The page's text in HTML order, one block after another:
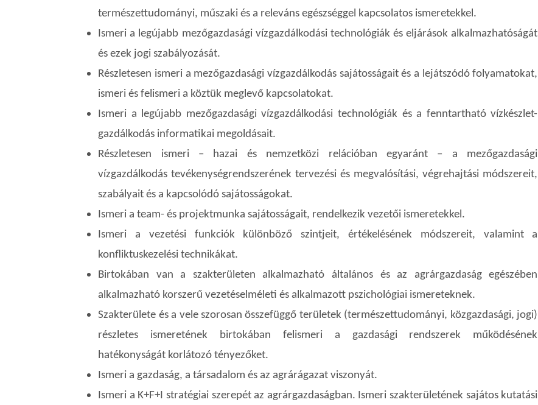
természettudományi, műszaki és a releváns egészséggel kapcsolatos ismeretekkel.
Ismeri a legújabb mezőgazdasági vízgazdálkodási technológiák és eljárások alkalmazhatóságát
és ezek jogi szabályozását.
Részletesen ismeri a mezőgazdasági vízgazdálkodás sajátosságait és a lejátszódó folyamatokat,
ismeri és felismeri a köztük meglevő kapcsolatokat.
Ismeri a legújabb mezőgazdasági vízgazdálkodási technológiák és a fenntartható vízkészlet-
gazdálkodás informatikai megoldásait.
Részletesen ismeri – hazai és nemzetközi relációban egyaránt – a mezőgazdasági
vízgazdálkodás tevékenységrendszerének tervezési és megvalósítási, végrehajtási módszereit,
szabályait és a kapcsolódó sajátosságokat.
Ismeri a team- és projektmunka sajátosságait, rendelkezik vezetői ismeretekkel.
Ismeri a vezetési funkciók különböző szintjeit, értékelésének módszereit, valamint a
konfliktuskezelési technikákat.
Birtokában van a szakterületen alkalmazható általános és az agrárgazdaság egészében
alkalmazható korszerű vezetéselméleti és alkalmazott pszichológiai ismereteknek.
Szakterülete és a vele szorosan összefüggő területek (természettudományi, közgazdasági, jogi)
részletes ismeretének birtokában felismeri a gazdasági rendszerek működésének
hatékonyságát korlátozó tényezőket.
Ismeri a gazdaság, a társadalom és az agrárágazat viszonyát.
Ismeri a K+F+I stratégiai szerepét az agrárgazdaságban. Ismeri szakterületének sajátos kutatási